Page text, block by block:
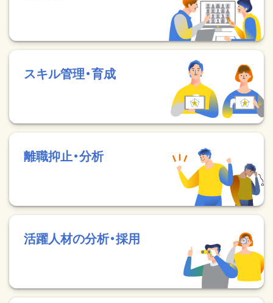
スキル管理・育成
離職抑止・分析
活躍人材の分析・採用